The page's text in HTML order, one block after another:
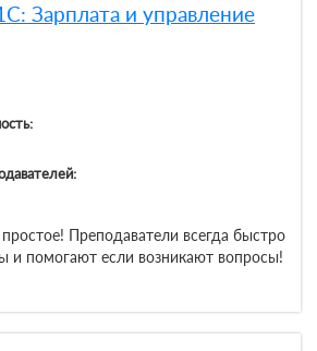
Зарплата и управление
Преподаватели всегда быстро
и помогают если возникают вопросы!